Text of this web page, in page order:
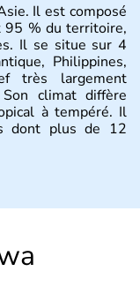
Il est composé
95 % du territoire,
Il se situe sur 4
Philippines,
très largement
climat diffère
à tempéré. Il
dont plus de 12
au VIIe siècle
à s'ouvrir aux
renoncer à toute